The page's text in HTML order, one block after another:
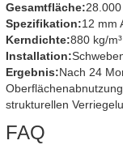
Gesamtfläche:
Spezifikation:12 mm
Kerndichte:880 kg/m³
Installation:
Ergebnis:Nach 24
strukturellen
FAQ